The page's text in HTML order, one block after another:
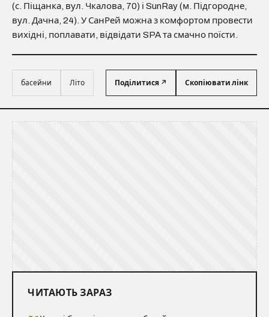
(с. Піщанка, вул. Чкалова, 70) і SunRay (м. Підгородне,
вул. Дачна, 24). У СанРей можна з комфортом провести
вихідні, поплавати, відвідати SPA та смачно поїсти.
басейни Літо Поділитися ↗ Скопіювати лінк
ЧИТАЮТЬ ЗАРАЗ